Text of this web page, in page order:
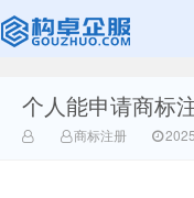
赣州乐融知识
个人能申请商标
商标注册